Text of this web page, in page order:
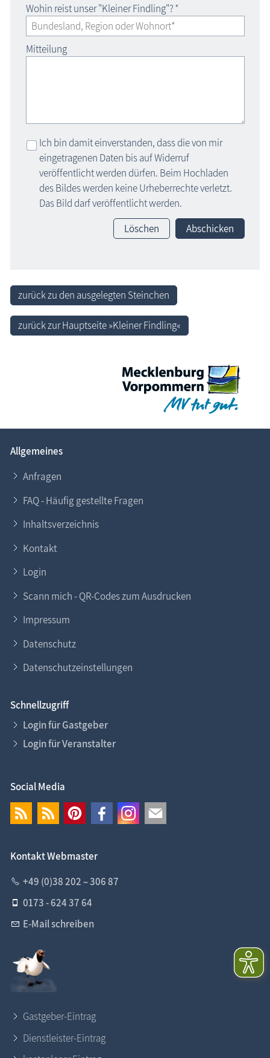
Wohin reist unser "Kleiner Findling"?*
Mitteilung
Ich bin damit einverstanden, dass die von mir
eingetragenen Daten bis auf Widerruf
veröffentlicht werden dürfen. Beim Hochladen
des Bildes werden keine Urheberrechte verletzt.
Das Bild darf veröffentlicht werden.
Löschen
Abschicken
zurück zu den ausgelegten Steinchen
zurück zur Hauptseite »Kleiner Findling«
Allgemeines
Anfragen
FAQ - Häufig gestellte Fragen
Inhaltsverzeichnis
Kontakt
Login
Scann mich - QR-Codes zum Ausdrucken
Impressum
Datenschutz
Datenschutzeinstellungen
Schnellzugriff
Login für Gastgeber
Login für Veranstalter
Social Media
Kontakt Webmaster
+49 (0)38 202 – 306 87
0173 - 624 37 64
E-Mail schreiben
Gastgeber-Eintrag
Dienstleister-Eintrag